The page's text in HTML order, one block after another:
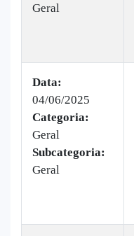
Geral
Data:
04/06/2025
Categoria:
Geral
Subcategoria:
Geral